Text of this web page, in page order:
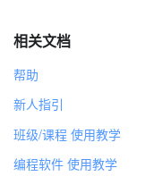
相关文档
帮助
新人指引
班级/课程 使用教学
编程软件 使用教学